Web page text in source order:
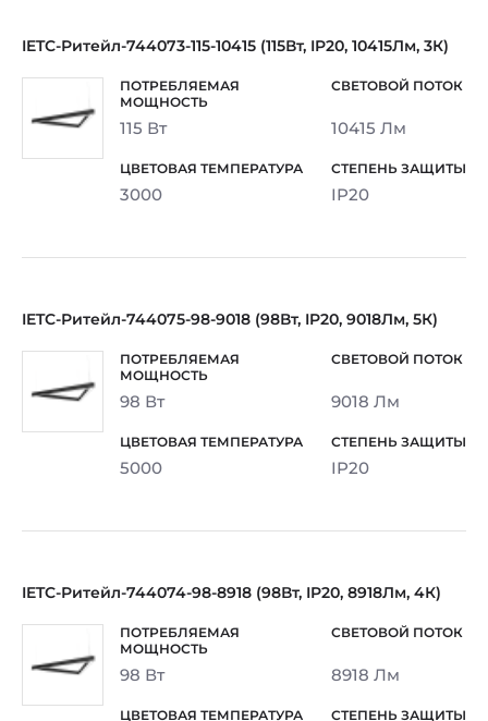
IETC-Ритейл-744073-115-10415 (115Вт, IP20, 10415Лм, 3К)
115 Вт 10415 Лм
3000 IP20
IETC-Ритейл-744075-98-9018 (98Вт, IP20, 9018Лм, 5К)
98 Вт 9018 Лм
5000 IP20
IETC-Ритейл-744074-98-8918 (98Вт, IP20, 8918Лм, 4К)
98 Вт 8918 Лм